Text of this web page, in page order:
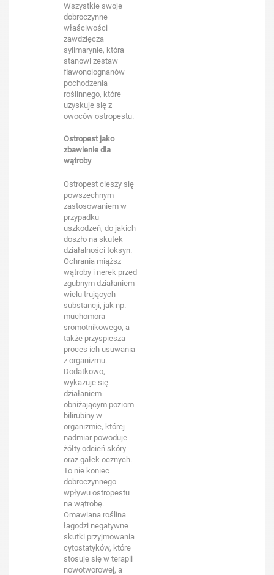
Wszystkie swoje
dobroczynne
właściwości
zawdzięcza
sylimarynie, która
stanowi zestaw
flawonolognanów
pochodzenia
roślinnego, które
uzyskuje się z
owoców ostropestu.
Ostropest jako
zbawienie dla
wątroby
Ostropest cieszy się
powszechnym
zastosowaniem w
przypadku
uszkodzeń, do jakich
doszło na skutek
działalności toksyn.
Ochrania miąższ
wątroby i nerek przed
zgubnym działaniem
wielu trujących
substancji, jak np.
muchomora
sromotnikowego, a
także przyspiesza
proces ich usuwania
z organizmu.
Dodatkowo,
wykazuje się
działaniem
obniżającym poziom
bilirubiny w
organizmie, której
nadmiar powoduje
żółty odcień skóry
oraz gałek ocznych.
To nie koniec
dobroczynnego
wpływu ostropestu
na wątrobę.
Omawiana roślina
łagodzi negatywne
skutki przyjmowania
cytostatyków, które
stosuje się w terapii
nowotworowej, a